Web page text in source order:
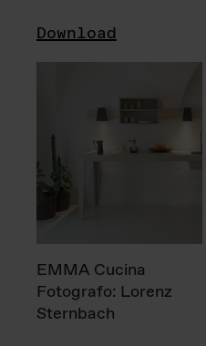
Download
EMMA Cucina
Fotografo: Lorenz
Sternbach